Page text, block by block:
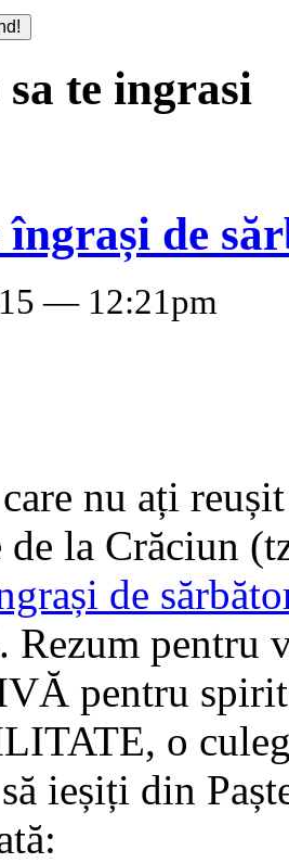
te ingrasi
îngrași de
— 12:21pm
nu ați
la Crăciun
de
Rezum
pentru
o
ieșiți din